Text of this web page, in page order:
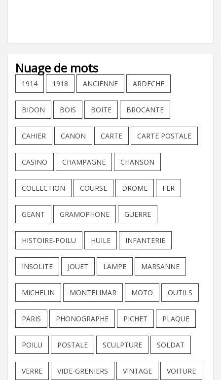
Nuage de mots
1914 1918 ANCIENNE ARDECHE
BIDON BOIS BOITE BROCANTE
CAHIER CANON CARTE CARTE POSTALE
CASINO CHAMPAGNE CHANSON
COLLECTION COURSE DROME FER
GEANT GRAMOPHONE GUERRE
HISTOIRE-POILU HUILE INFANTERIE
INSOLITE JOUET LAMPE MARSANNE
MICHELIN MONTELIMAR MOTO OUTILS
PARIS PHONOGRAPHE PICHET PLAQUE
POILU POSTALE SCULPTURE SOLDAT
VERRE VIDE-GRENIERS VINTAGE VOITURE